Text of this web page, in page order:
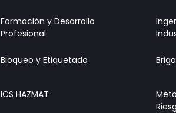
Formación y Desarrollo
Profesional
Bloqueo y Etiquetado
ICS HAZMAT